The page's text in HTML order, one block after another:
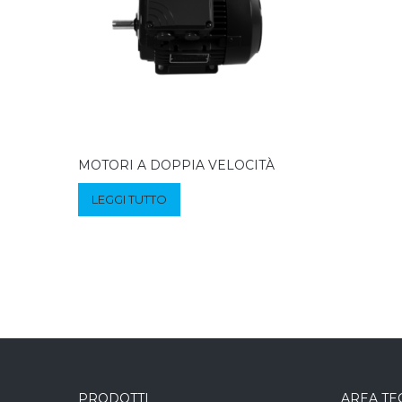
MOTORI A DOPPIA VELOCITÀ
LEGGI TUTTO
PRODOTTI AREA